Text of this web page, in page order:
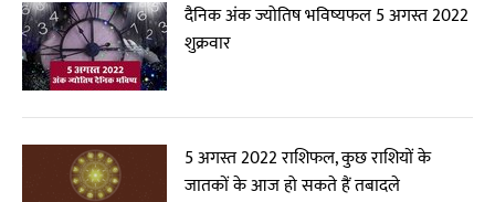
दैनिक अंक ज्योतिष भविष्यफल 5 अगस्त 2022
शुक्रवार
5 अगस्त 2022 राशिफल, कुछ राशियों के
जातकों के आज हो सकते हैं तबादले